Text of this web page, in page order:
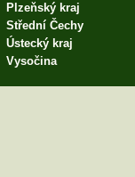
Plzeňský kraj
Střední Čechy
Ústecký kraj
Vysočina